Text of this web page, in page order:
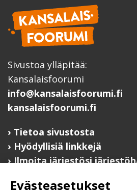
Sivustoa ylläpitää:
Kansalaisfoorumi
info@kansalaisfoorumi.fi
kansalaisfoorumi.fi
Tietoa sivustosta
Hyödyllisiä linkkejä
Ilmoita järjestösi
Järjestötietäjä-testi
Evästeasetukset